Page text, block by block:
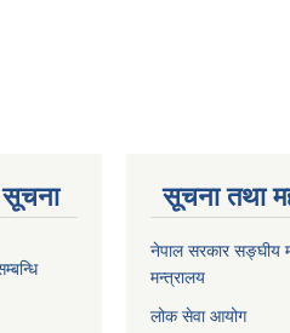
सूचना सूचना तथा
नेपाल सरकार सङ्घीय
मन्त्रालय
लोक सेवा आयोग